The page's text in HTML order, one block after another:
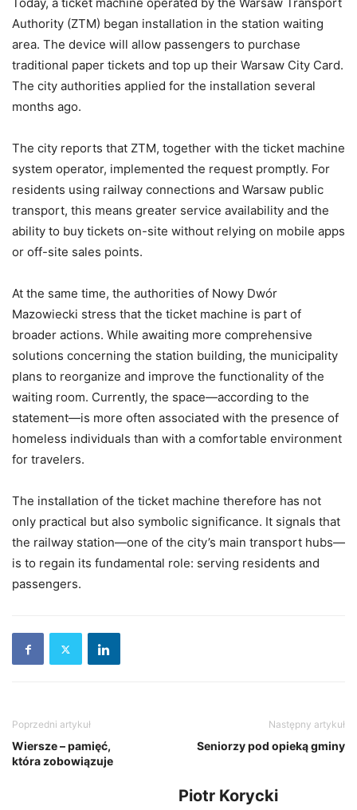
Today, a ticket machine operated by the Warsaw Transport
Authority (ZTM) began installation in the station waiting
area. The device will allow passengers to purchase
traditional paper tickets and top up their Warsaw City Card.
The city authorities applied for the installation several
months ago.
The city reports that ZTM, together with the ticket machine
system operator, implemented the request promptly. For
residents using railway connections and Warsaw public
transport, this means greater service availability and the
ability to buy tickets on-site without relying on mobile apps
or off-site sales points.
At the same time, the authorities of Nowy Dwór
Mazowiecki stress that the ticket machine is part of
broader actions. While awaiting more comprehensive
solutions concerning the station building, the municipality
plans to reorganize and improve the functionality of the
waiting room. Currently, the space—according to the
statement—is more often associated with the presence of
homeless individuals than with a comfortable environment
for travelers.
The installation of the ticket machine therefore has not
only practical but also symbolic significance. It signals that
the railway station—one of the city’s main transport hubs—
is to regain its fundamental role: serving residents and
passengers.
Poprzedni artykuł
Wiersze – pamięć,
która zobowiązuje
Następny artykuł
Seniorzy pod opieką gminy
Piotr Korycki